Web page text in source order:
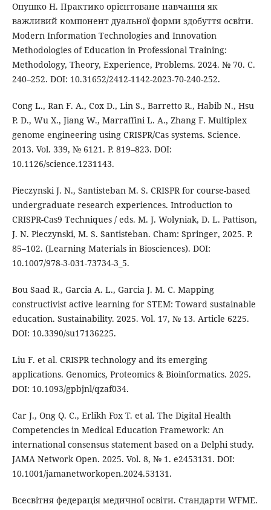
Опушко Н. Практико орієнтоване навчання як
важливий компонент дуальної форми здобуття освіти.
Modern Information Technologies and Innovation
Methodologies of Education in Professional Training:
Methodology, Theory, Experience, Problems. 2024. № 70. С.
240–252. DOI: 10.31652/2412-1142-2023-70-240-252.
Cong L., Ran F. A., Cox D., Lin S., Barretto R., Habib N., Hsu
P. D., Wu X., Jiang W., Marraffini L. A., Zhang F. Multiplex
genome engineering using CRISPR/Cas systems. Science.
2013. Vol. 339, № 6121. P. 819–823. DOI:
10.1126/science.1231143.
Pieczynski J. N., Santisteban M. S. CRISPR for course-based
undergraduate research experiences. Introduction to
CRISPR-Cas9 Techniques / eds. M. J. Wolyniak, D. L. Pattison,
J. N. Pieczynski, M. S. Santisteban. Cham: Springer, 2025. P.
85–102. (Learning Materials in Biosciences). DOI:
10.1007/978-3-031-73734-3_5.
Bou Saad R., Garcia A. L., Garcia J. M. C. Mapping
constructivist active learning for STEM: Toward sustainable
education. Sustainability. 2025. Vol. 17, № 13. Article 6225.
DOI: 10.3390/su17136225.
Liu F. et al. CRISPR technology and its emerging
applications. Genomics, Proteomics & Bioinformatics. 2025.
DOI: 10.1093/gpbjnl/qzaf034.
Car J., Ong Q. C., Erlikh Fox T. et al. The Digital Health
Competencies in Medical Education Framework: An
international consensus statement based on a Delphi study.
JAMA Network Open. 2025. Vol. 8, № 1. e2453131. DOI:
10.1001/jamanetworkopen.2024.53131.
Всесвітня федерація медичної освіти. Стандарти WFME.